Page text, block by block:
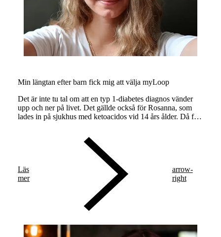
Min längtan efter barn fick mig att välja myLoop
Det är inte tu tal om att en typ 1-diabetes diagnos vänder
upp och ner på livet. Det gällde också för Rosanna, som
lades in på sjukhus med ketoacidos vid 14 års ålder. Då fick
Läs
mer
arrow-
right